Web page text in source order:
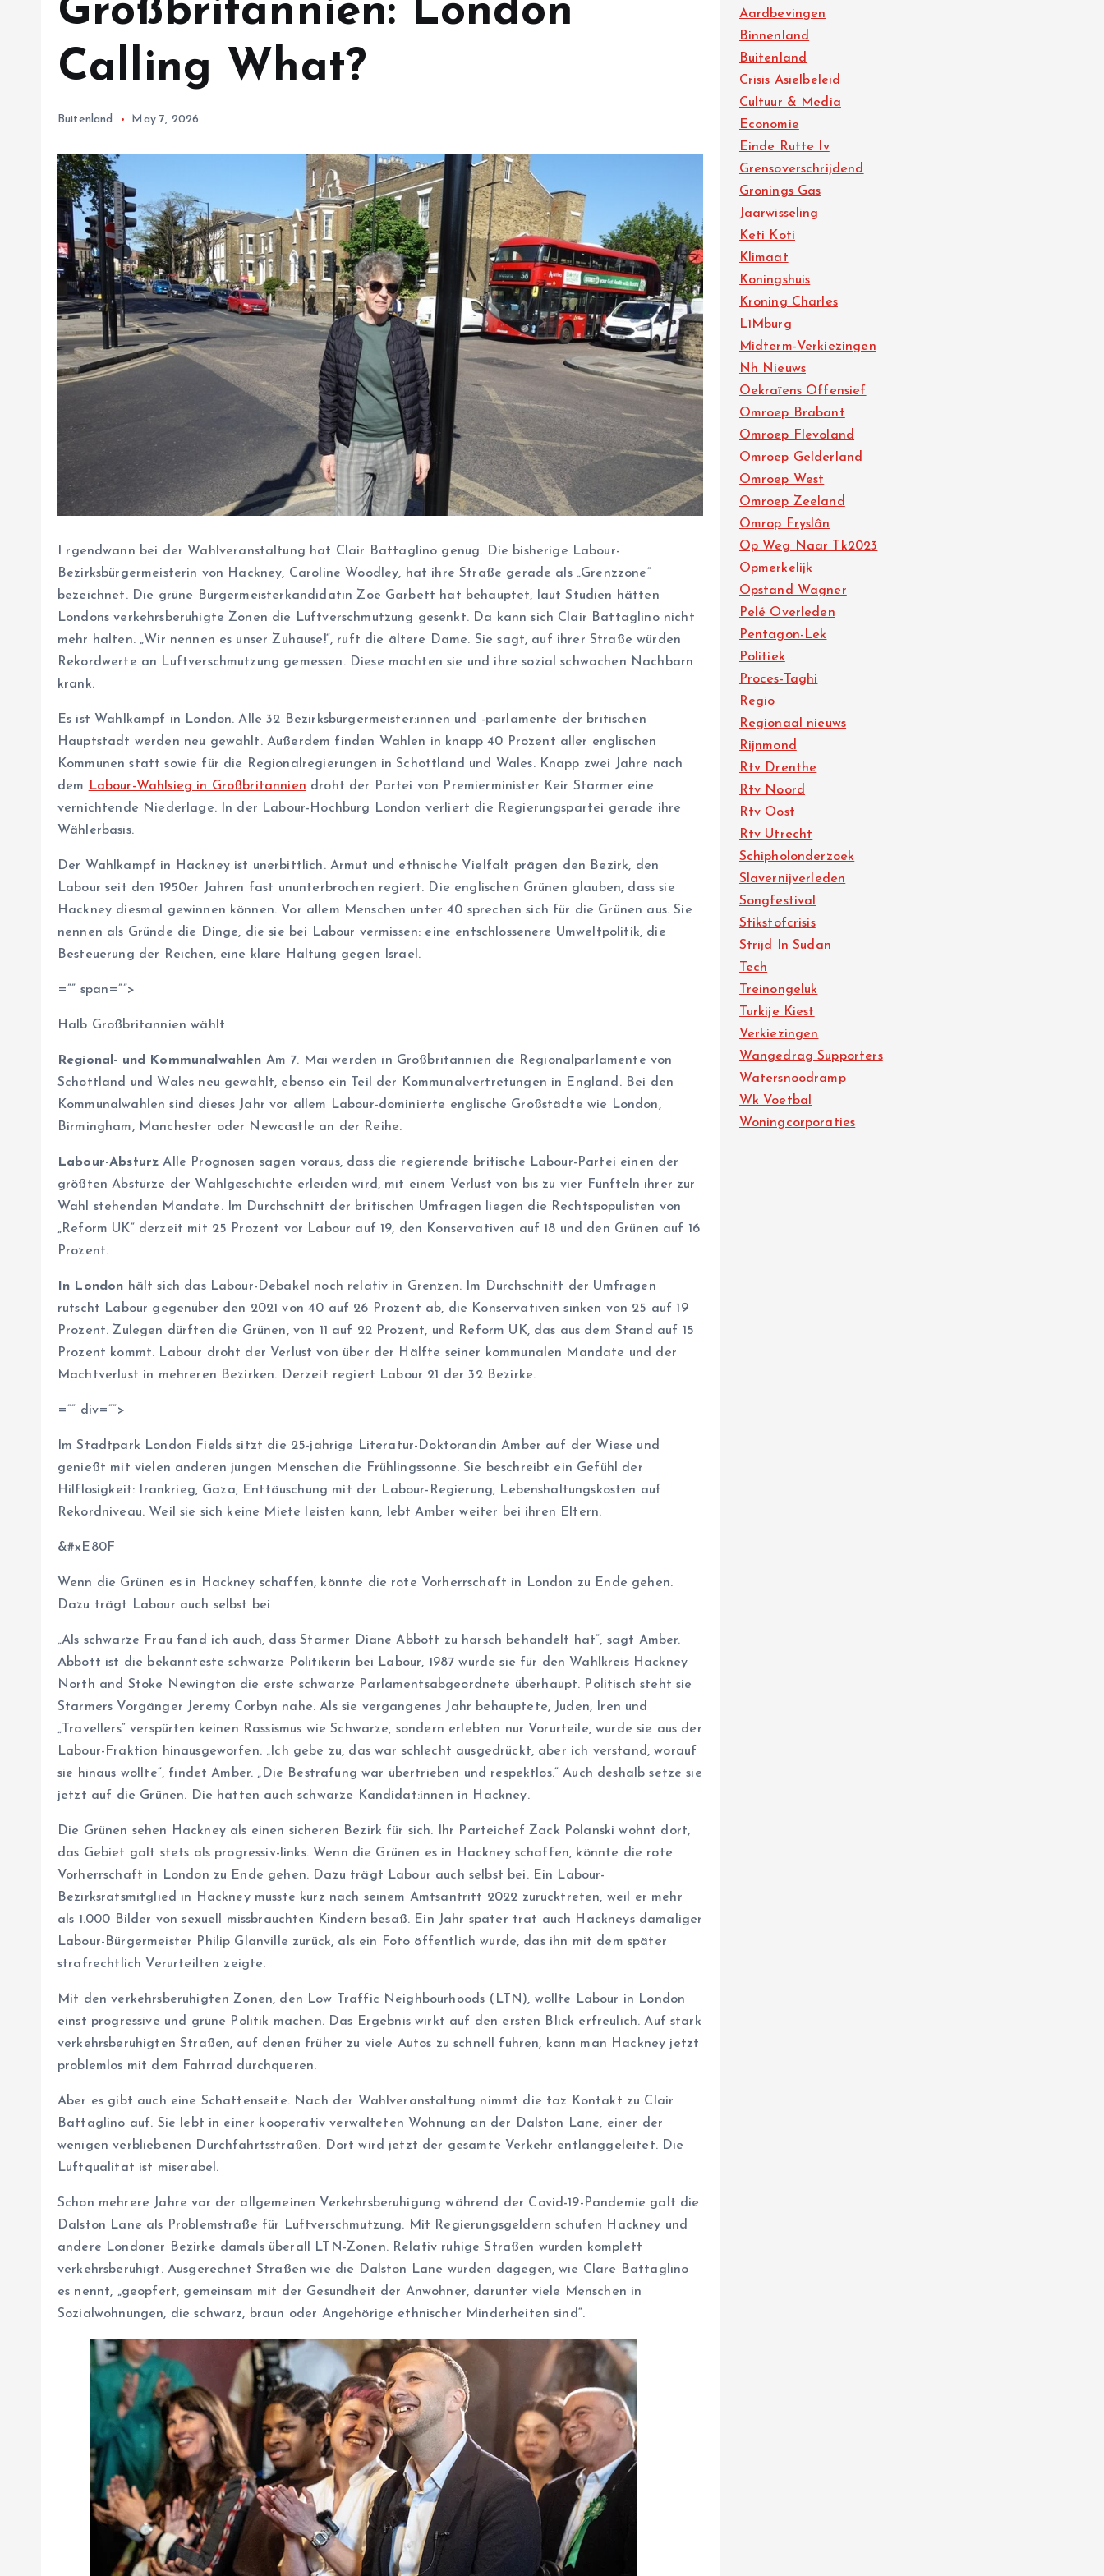
Großbritannien: London
Calling What?
Buitenland May 7, 2026
rgendwann bei der Wahlveranstaltung hat Clair Battaglino genug. Die bisherige Labour-
Bezirksbürgermeisterin von Hackney, Caroline Woodley, hat ihre Straße gerade als „Grenzzone“
bezeichnet. Die grüne Bürgermeisterkandidatin Zoë Garbett hat behauptet, laut Studien hätten
Londons verkehrsberuhigte Zonen die Luftverschmutzung gesenkt. Da kann sich Clair Battaglino nicht
mehr halten. „Wir nennen es unser Zuhause!“, ruft die ältere Dame. Sie sagt, auf ihrer Straße würden
Rekordwerte an Luftverschmutzung gemessen. Diese machten sie und ihre sozial schwachen Nachbarn
krank.
Es ist Wahlkampf in London. Alle 32 Be­zirks­bür­ger­meis­te­r:in­nen und -parlamente der britischen
Hauptstadt werden neu gewählt. Außerdem finden Wahlen in knapp 40 Prozent aller englischen
Kommunen statt sowie für die Regionalregierungen in Schottland und Wales. Knapp zwei Jahre nach
dem
Labour-Wahlsieg in Großbritannien droht der Partei von Premierminister Keir Starmer eine
vernichtende Niederlage. In der Labour-Hochburg London verliert die Regierungspartei gerade ihre
Wählerbasis.
Der Wahlkampf in Hackney ist unerbittlich. Armut und ethnische Vielfalt prägen den Bezirk, den
Labour seit den 1950er Jahren fast ununterbrochen regiert. Die englischen Grünen glauben, dass sie
Hackney diesmal gewinnen können. Vor allem Menschen unter 40 sprechen sich für die Grünen aus. Sie
nennen als Gründe die Dinge, die sie bei Labour vermissen: eine entschlossenere Umweltpolitik, die
Besteuerung der Reichen, eine klare Haltung gegen Israel.
=”” span=””>
Halb Großbritannien wählt
Regional- und Kommunalwahlen Am 7. Mai werden in Großbritannien die Regionalparlamente von
Schottland und Wales neu gewählt, ebenso ein Teil der Kommunalvertretungen in England. Bei den
Kommunalwahlen sind dieses Jahr vor allem Labour-dominierte englische Großstädte wie London,
Birmingham, Manchester oder Newcastle an der Reihe.
Labour-Absturz Alle Prognosen sagen voraus, dass die regierende britische Labour-Partei einen der
größten Abstürze der Wahlgeschichte erleiden wird, mit einem Verlust von bis zu vier Fünfteln ihrer zur
Wahl stehenden Mandate. Im Durchschnitt der britischen Umfragen liegen die Rechtspopulisten von
„Reform UK“ derzeit mit 25 Prozent vor Labour auf 19, den Konservativen auf 18 und den Grünen auf 16
Prozent.
In London hält sich das Labour-Debakel noch relativ in Grenzen. Im Durchschnitt der Umfragen
rutscht Labour gegenüber den 2021 von 40 auf 26 Prozent ab, die Konservativen sinken von 25 auf 19
Prozent. Zulegen dürften die Grünen, von 11 auf 22 Prozent, und Reform UK, das aus dem Stand auf 15
Prozent kommt. Labour droht der Verlust von über der Hälfte seiner kommunalen Mandate und der
Machtverlust in mehreren Bezirken. Derzeit regiert Labour 21 der 32 Bezirke.
=”” div=””>
Im Stadtpark London Fields sitzt die 25-jährige Literatur-Doktorandin Amber auf der Wiese und
genießt mit vielen anderen jungen Menschen die Frühlingssonne. Sie beschreibt ein Gefühl der
Hilflosigkeit: Irankrieg, Gaza, Enttäuschung mit der Labour-Regierung, Lebenshaltungskosten auf
Rekordniveau. Weil sie sich keine Miete leisten kann, lebt Amber weiter bei ihren Eltern.
&#xE80F
Wenn die Grünen es in Hackney schaffen, könnte die rote Vorherrschaft in London zu Ende gehen.
Dazu trägt Labour auch selbst bei
„Als schwarze Frau fand ich auch, dass Starmer Diane Abbott zu harsch behandelt hat“, sagt Amber.
Abbott ist die bekannteste schwarze Politikerin bei Labour, 1987 wurde sie für den Wahlkreis Hackney
North and Stoke Newington die erste schwarze Parlamentsabgeordnete überhaupt. Politisch steht sie
Starmers Vorgänger Jeremy Corbyn nahe. Als sie vergangenes Jahr behauptete, Juden, Iren und
„Travellers“ verspürten keinen Rassismus wie Schwarze, sondern erlebten nur Vorurteile, wurde sie aus der
Labour-Fraktion hinausgeworfen. „Ich gebe zu, das war schlecht ausgedrückt, aber ich verstand, worauf
sie hinaus wollte“, findet Amber. „Die Bestrafung war übertrieben und respektlos.“ Auch deshalb setze sie
jetzt auf die Grünen. Die hätten auch schwarze Kan­di­da­t:in­nen in Hackney.
Die Grünen sehen Hackney als einen sicheren Bezirk für sich. Ihr Parteichef Zack Polanski wohnt dort,
das Gebiet galt stets als progressiv-links. Wenn die Grünen es in Hackney schaffen, könnte die rote
Vorherrschaft in London zu Ende gehen. Dazu trägt Labour auch selbst bei. Ein Labour-
Bezirksratsmitglied in Hackney musste kurz nach seinem Amtsantritt 2022 zurücktreten, weil er mehr
als 1.000 Bilder von sexuell missbrauchten Kindern besaß. Ein Jahr später trat auch Hackneys damaliger
Labour-Bürgermeister Philip Glanville zurück, als ein Foto öffentlich wurde, das ihn mit dem später
strafrechtlich Verurteilten zeigte.
Mit den verkehrsberuhigten Zonen, den Low Traffic Neighbourhoods (LTN), wollte Labour in London
einst progressive und grüne Politik machen. Das Ergebnis wirkt auf den ersten Blick erfreulich. Auf stark
verkehrsberuhigten Straßen, auf denen früher zu viele Autos zu schnell fuhren, kann man Hackney jetzt
problemlos mit dem Fahrrad durchqueren.
Aber es gibt auch eine Schattenseite. Nach der Wahlveranstaltung nimmt die taz Kontakt zu Clair
Battaglino auf. Sie lebt in einer kooperativ verwalteten Wohnung an der Dalston Lane, einer der
wenigen verbliebenen Durchfahrtsstraßen. Dort wird jetzt der gesamte Verkehr entlanggeleitet. Die
Luftqualität ist miserabel.
Schon mehrere Jahre vor der allgemeinen Verkehrsberuhigung während der Covid-19-Pandemie galt die
Dalston Lane als Problemstraße für Luftverschmutzung. Mit Regierungsgeldern schufen Hackney und
andere Londoner Bezirke damals überall LTN-Zonen. Relativ ruhige Straßen wurden komplett
verkehrsberuhigt. Ausgerechnet Straßen wie die Dalston Lane wurden dagegen, wie Clare Battaglino
es nennt, „geopfert, gemeinsam mit der Gesundheit der Anwohner, darunter viele Menschen in
Sozialwohnungen, die schwarz, braun oder Angehörige ethnischer Minderheiten sind“.
Aardbevingen
Binnenland
Buitenland
Crisis Asielbeleid
Cultuur & Media
Economie
Einde Rutte Iv
Grensoverschrijdend
Gronings Gas
Jaarwisseling
Keti Koti
Klimaat
Koningshuis
Kroning Charles
L1Mburg
Midterm-Verkiezingen
Nh Nieuws
Oekraïens Offensief
Omroep Brabant
Omroep Flevoland
Omroep Gelderland
Omroep West
Omroep Zeeland
Omrop Fryslân
Op Weg Naar Tk2023
Opmerkelijk
Opstand Wagner
Pelé Overleden
Pentagon-Lek
Politiek
Proces-Taghi
Regio
Regionaal nieuws
Rijnmond
Rtv Drenthe
Rtv Noord
Rtv Oost
Rtv Utrecht
Schipholonderzoek
Slavernijverleden
Songfestival
Stikstofcrisis
Strijd In Sudan
Tech
Treinongeluk
Turkije Kiest
Verkiezingen
Wangedrag Supporters
Watersnoodramp
Wk Voetbal
Woningcorporaties